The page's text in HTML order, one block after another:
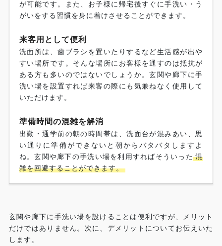
が可能です。また、お子様に帰宅後すぐに手洗い・う
がいをする習慣を身に着けさせることができます。
来客用として便利
洗面所は、歯ブラシを置いたりするなど生活感が出や
すい場所です。そんな場所にお客様を通すのは抵抗が
ある方も多いのではないでしょうか。玄関や廊下に手
洗い場を設置すれば来客の際にも気兼ねなく使用して
いただけます。
準備時間の混雑を解消
出勤・通学前の朝の時間帯は、洗面台が混みあい、思
い通りに準備ができないと朝からバタバタしますよ
ね。玄関や廊下の手洗い場を利用すればそういった 混
雑を回避することができます。
玄関や廊下に手洗い場を設けることは便利ですが、メリット
だけではありません。次に、デメリットについてお伝えいた
します。